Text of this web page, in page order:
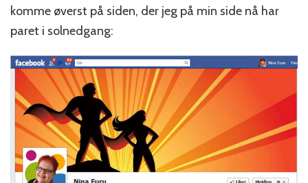
komme øverst på siden, der jeg på min side nå har
paret i solnedgang: